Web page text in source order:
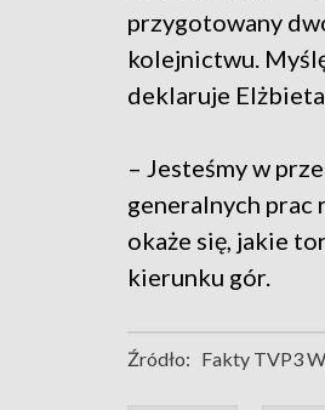
przygotowany
kolejnictwu.
deklaruje
– Jesteśmy w
generalnych prac
okaże się, jakie
kierunku gór.
Źródło: Fakty TVP3